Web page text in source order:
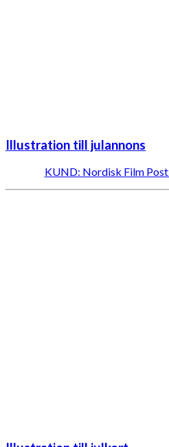
Illustration till julannons
KUND: Nordisk Film